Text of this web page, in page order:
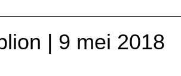
| 9 mei 2018